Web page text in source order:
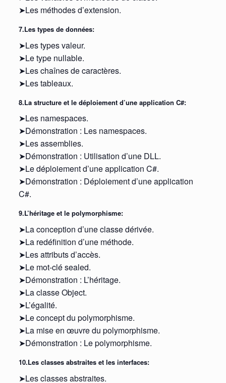
➤Les méthodes d’extension.
7.Les types de données:
➤Les types valeur.
➤Le type nullable.
➤Les chaînes de caractères.
➤Les tableaux.
8.La structure et le déploiement d’une application C#:
➤Les namespaces.
➤Démonstration : Les namespaces.
➤Les assemblies.
➤Démonstration : Utilisation d’une DLL.
➤Le déploiement d’une application C#.
➤Démonstration : Déploiement d’une application
C#.
9.L’héritage et le polymorphisme:
➤La conception d’une classe dérivée.
➤La redéfinition d’une méthode.
➤Les attributs d’accès.
➤Le mot-clé sealed.
➤Démonstration : L’héritage.
➤La classe Object.
➤L’égalité.
➤Le concept du polymorphisme.
➤La mise en œuvre du polymorphisme.
➤Démonstration : Le polymorphisme.
10.Les classes abstraites et les interfaces:
➤Les classes abstraites.